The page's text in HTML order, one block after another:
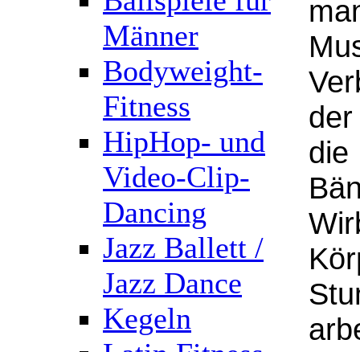
Männer
Bodyweight-
Fitness
HipHop- und
Video-Clip-
Dancing
Jazz Ballett /
Jazz Dance
Kegeln
die